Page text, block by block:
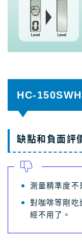
HC-
缺點和負面評
測量精準度不
對咖啡等剛吃
經不用了。